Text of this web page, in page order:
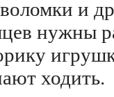
и
нужны
ходить.